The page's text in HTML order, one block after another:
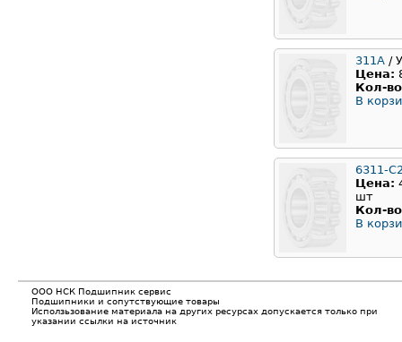
311A /
Цена:
Кол-
В
6311-
Цена:
шт
Кол-
В
ООО НСК Подшипник сервис
Подшипники и сопутствующие товары
Исползьзование материала на других ресурсах допускается только при
указании ссылки на источник